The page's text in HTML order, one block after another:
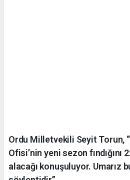
Ordu Milletvekili Seyit Torun,
Ofisi’nin yeni sezon
alacağı konuşuluyor. Umarız